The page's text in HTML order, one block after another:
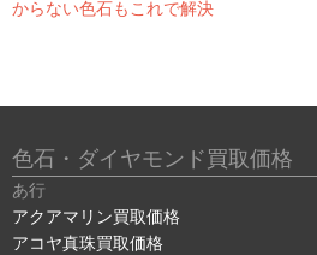
からない色石もこれで解決
色石・ダイヤモンド買取価格
あ行
アクアマリン買取価格
アコヤ真珠買取価格